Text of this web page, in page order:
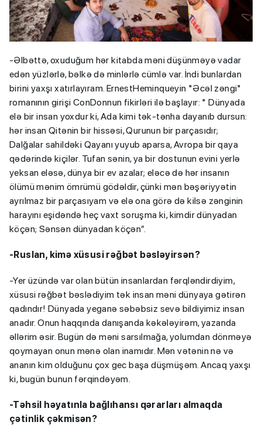
-Əlbəttə, oxuduğum hər kitabda məni düşünməyə vadar
edən yüzlərlə, bəlkə də minlərlə cümlə var. İndi bunlardan
birini yaxşı xatırlayıram. ErnestHeminqueyin "Əcəl zəngi"
romanının girişi ConDonnun fikirləri ilə başlayır: " Dünyada
elə bir insan yoxdur ki, Ada kimi tək-tənha dayanıb dursun:
hər insan Qitənin bir hissəsi, Qurunun bir parçasıdır;
Dalğalar sahildəki Qayanı yuyub aparsa, Avropa bir qaya
qədərində kiçilər. Tufan sənin, ya bir dostunun evini yerlə
yeksan eləsə, dünya bir ev azalar; eləcə də hər insanın
ölümü mənim ömrümü gödəldir, çünki mən bəşəriyyətin
ayrılmaz bir parçasıyam və elə ona görə də kilsə zənginin
harayını eşidəndə heç vaxt soruşma ki, kimdir dünyadan
köçən; Sənsən dünyadan köçən”.
-Ruslan, kimə xüsusi rəğbət bəsləyirsən?
-Yer üzündə var olan bütün insanlardan fərqləndirdiyim,
xüsusi rəğbət bəslədiyim tək insan məni dünyaya gətirən
qadındır! Dünyada yeganə səbəbsiz sevə bildiyimiz insan
anadır. Onun haqqında danışanda kəkələyirəm, yazanda
əllərim əsir. Bugün də məni sarsılmağa, yolumdan dönməyə
qoymayan onun mənə olan inamıdır. Mən vətənin nə və
ananın kim olduğunu çox gec başa düşmüşəm. Ancaq yaxşı
ki, bugün bunun fərqindəyəm.
-Təhsil həyatınla bağlıhansı qərarları almaqda
çətinlik çəkmisən?